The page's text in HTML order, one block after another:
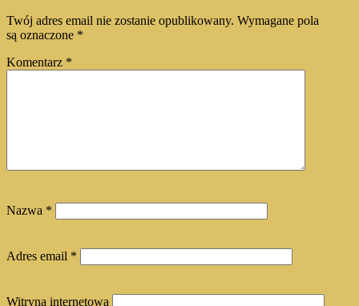
Twój adres email nie zostanie opublikowany. Wymagane pola
są oznaczone *
Komentarz *
Nazwa *
Adres email *
Witryna internetowa